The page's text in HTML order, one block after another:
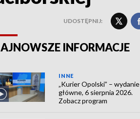
UDOSTĘPNIJ:
INFORMACJE
INNE
„Kurier Opolski” – wydanie
główne, 6 sierpnia 2026.
Zobacz program